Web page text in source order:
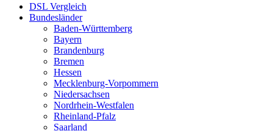
DSL Vergleich
Bundesländer
Baden-Württemberg
Bayern
Brandenburg
Bremen
Hessen
Mecklenburg-Vorpommern
Niedersachsen
Nordrhein-Westfalen
Rheinland-Pfalz
Saarland